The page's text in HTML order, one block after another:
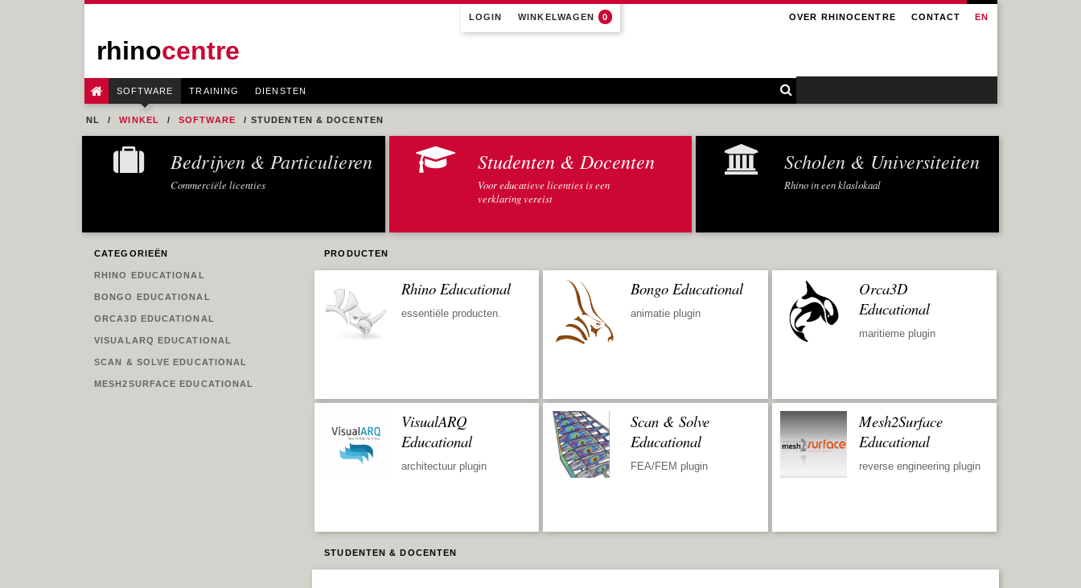
LOGIN WINKELWAGEN 0 EN
OVER RHINOCENTRE CONTACT
rhinocentre
SOFTWARE TRAINING DIENSTEN
NL WINKEL SOFTWARE STUDENTEN & DOCENTEN
Bedrijven & Particulieren
Commerciële licenties
Studenten & Docenten
Voor educatieve licenties is een
verklaring vereist
Scholen & Universiteiten
Rhino in een klaslokaal
CATEGORIEËN PRODUCTEN
RHINO EDUCATIONAL
BONGO EDUCATIONAL
ORCA3D EDUCATIONAL
VISUALARQ EDUCATIONAL
SCAN & SOLVE EDUCATIONAL
MESH2SURFACE EDUCATIONAL
Rhino Educational
essentiële producten.
Bongo Educational
animatie plugin
Orca3D
Educational
maritieme plugin
VisualARQ
Educational
architectuur plugin
Scan & Solve
Educational
FEA/FEM plugin
Mesh2Surface
Educational
reverse engineering plugin
STUDENTEN & DOCENTEN